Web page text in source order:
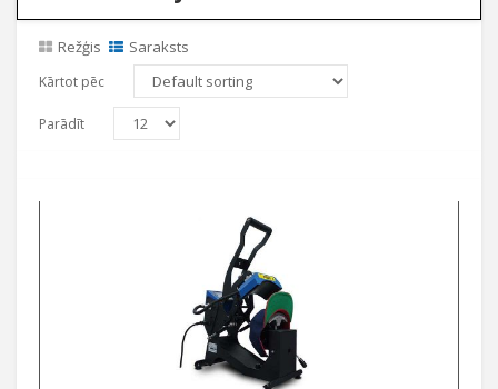
Režģis Saraksts
Kārtot pēc
Parādīt